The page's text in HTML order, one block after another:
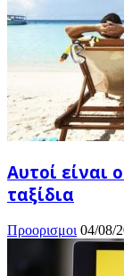
Αυτοί είναι
ταξίδια
Προορισμοι 04/08/